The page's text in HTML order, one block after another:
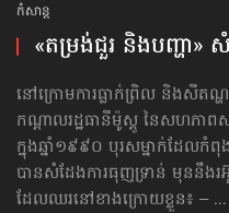
កំសាន្ដ
«តម្រង់​ជួរ និង​បញ្ហា»
នៅក្រោមការធ្លាក់ព្រិល និងសីតណ្
កណ្ដាលរដ្ឋធានីម៉ូស្គូ នៃសហភា
ក្នុងឆ្នាំ១៩៩០ បុរសម្នាក់ដែលកំ
បានសំដែងការធុញទ្រាន់ មុននឹង
ដែលឈរនៅខាងក្រោយខ្លួន៖ – ...